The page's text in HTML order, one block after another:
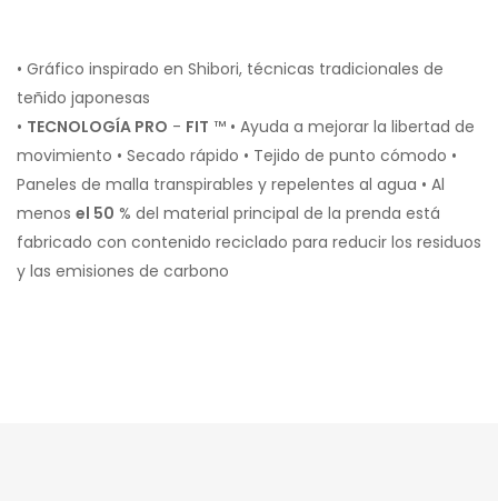
• Gráfico inspirado en Shibori, técnicas tradicionales de
teñido japonesas
• TECNOLOGÍA PRO - FIT ™ • Ayuda a mejorar la libertad de
movimiento • Secado rápido • Tejido de punto cómodo •
Paneles de malla transpirables y repelentes al agua • Al
menos el 50 % del material principal de la prenda está
fabricado con contenido reciclado para reducir los residuos
y las emisiones de carbono